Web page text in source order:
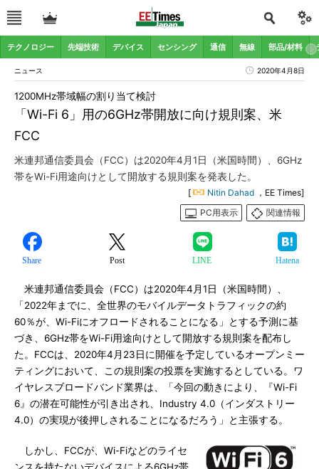
テクノロジー 先端技術 デバイス センシング 通信 無線 部品/材料
ニュース 2020年4月8日
「Wi-Fi 6」用の6GHz帯開放に向け規則案、米
FCC
1200MHz帯域幅の割り当て検討
米連邦通信委員会（FCC）は2020年4月1日（米国時間）、6GHz
帯をWi-Fi用途向けとして開放する規則案を発表した。
[ Nitin Dahad ，EE Times]
PC用表示
関連情報
Share Post LINE Hatena
米連邦通信委員会（FCC）は2020年4月1日（米国時間）、
「2022年までに、全世界のモバイルデータトラフィックの約
60％が、Wi-Fiにオフロードされることになる」とする予測に基
づき、6GHz帯をWi-Fi用途向けとして開放する規則案を配布し
た。FCCは、2020年4月23日に開催を予定しているオープンミー
ティングにおいて、この規則案の投票を実施するとしている。ワ
イヤレスブロードバンド業界は、「今回の動きにより、『Wi-Fi
6』の潜在可能性が引き出され、Industry 4.0（インダストリー
4.0）の実現が後押しされることになるだろう」と主張する。
しかし、FCCが、Wi-Fiなどのライセ